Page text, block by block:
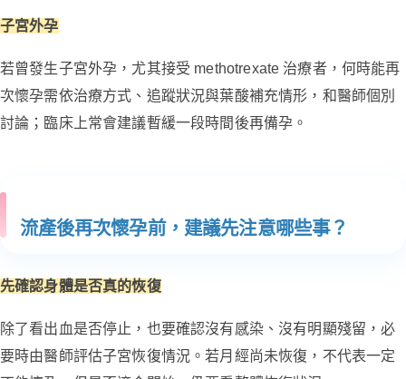
子宮外孕
若曾發生子宮外孕，尤其接受 methotrexate 治療者，何時能再
次懷孕需依治療方式、追蹤狀況與葉酸補充情形，和醫師個別
討論；臨床上常會建議暫緩一段時間後再備孕。
流產後再次懷孕前，建議先注意哪些事？
先確認身體是否真的恢復
除了看出血是否停止，也要確認沒有感染、沒有明顯殘留，必
要時由醫師評估子宮恢復情況。若月經尚未恢復，不代表一定